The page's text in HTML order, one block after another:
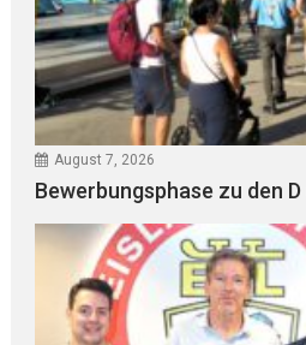
August 7, 2026
Bewerbungsphase zu den